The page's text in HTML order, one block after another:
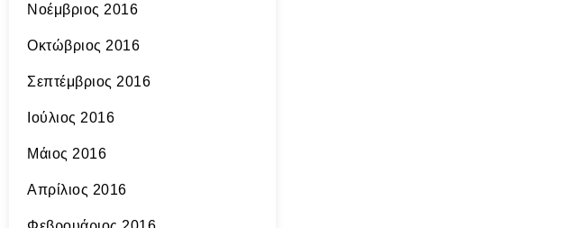
Νοέμβριος 2016
Οκτώβριος 2016
Σεπτέμβριος 2016
Ιούλιος 2016
Μάιος 2016
Απρίλιος 2016